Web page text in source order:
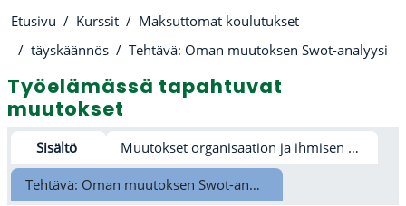
Etusivu Kurssit
Maksuttomat koulutukset
täyskäännös
Tehtävä: Oman muutoksen Swot-analyysi
Työelämässä tapahtuvat
muutokset
Osion ääriviiva
Sisältö Muutokset organisaation ja ihmisen näkökulmasta
Tehtävä: Oman muutoksen Swot-analyysi